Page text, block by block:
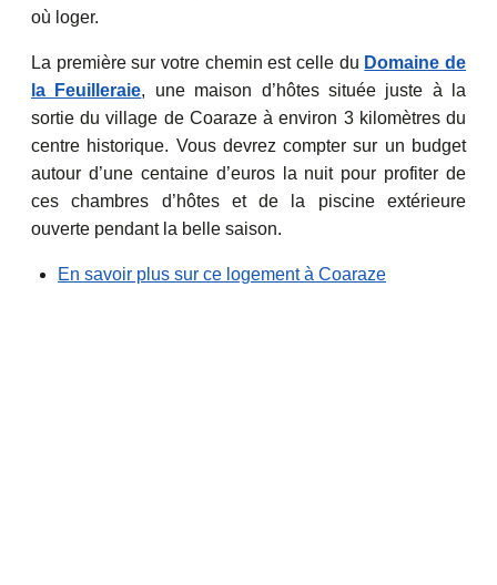
où loger.
La première sur votre chemin est celle du Domaine de
la Feuilleraie, une maison d’hôtes située juste à la
sortie du village de Coaraze à environ 3 kilomètres du
centre historique. Vous devrez compter sur un budget
autour d’une centaine d’euros la nuit pour profiter de
ces chambres d’hôtes et de la piscine extérieure
ouverte pendant la belle saison.
En savoir plus sur ce logement à Coaraze